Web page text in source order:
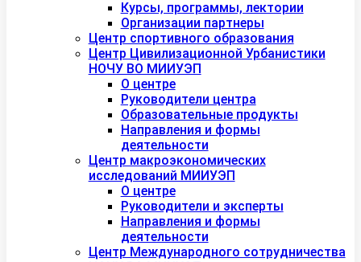
Курсы, программы, лектории
Организации партнеры
Центр спортивного образования
Центр Цивилизационной Урбанистики
НОЧУ ВО МИИУЭП
О центре
Руководители центра
Образовательные продукты
Направления и формы
деятельности
Центр макроэкономических
исследований МИИУЭП
О центре
Руководители и эксперты
Направления и формы
деятельности
Центр Международного сотрудничества